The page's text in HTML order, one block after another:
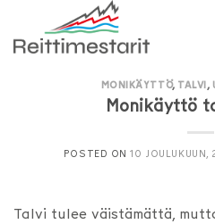
content
MONIKÄYTTÖ, TALVI,
Monikäyttö
POSTED ON 10
Talvi tulee väistämättä,